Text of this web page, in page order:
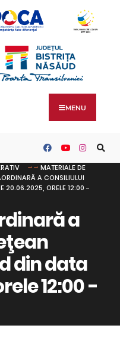
MENU
MATERIALE DE
A CONSILIULUI
20.06.2025, ORELE 12:00 -
a
din data
12:00 -